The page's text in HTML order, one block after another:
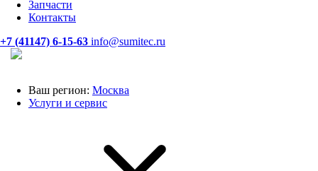
Запчасти
Контакты
+7 (41147) 6-15-63 info@sumitec.ru
Ваш регион: Москва
Услуги и сервис